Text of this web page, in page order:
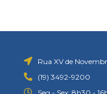
Rua XV de
(19) 3492-9200